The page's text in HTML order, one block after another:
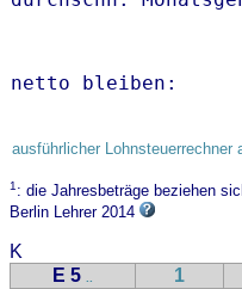
netto
ausführlicher Lohnsteuerrechner
1: die Jahresbeträge beziehen
Berlin Lehrer 2014
K
E 5 .. 1